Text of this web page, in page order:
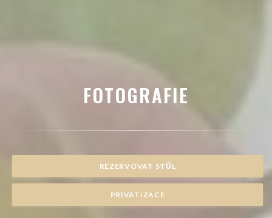
FOTOGRAFIE
REZERVOVAT STŮL
PRIVATIZACE